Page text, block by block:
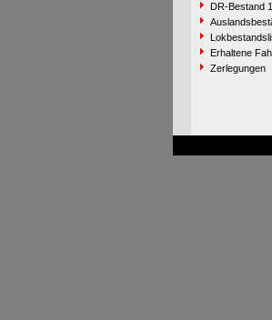
DR-Bestand
Erhaltene
Zerlegungen